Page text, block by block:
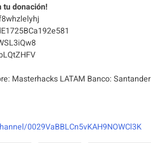
tu donación!
Masterhacks LATAM Banco: Santander
0029VaBBLCn5vKAH9NOWCl3K